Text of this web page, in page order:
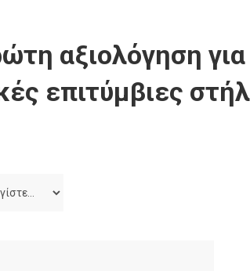
αξιολόγηση
επιτύμβιες